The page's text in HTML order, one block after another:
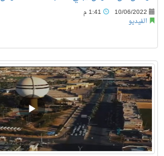
10/06/2022
الفيديو